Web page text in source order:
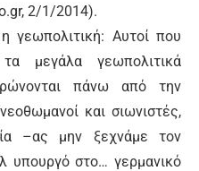
2/1/2014).
γεωπολιτική: Αυτοί που
μεγάλα γεωπολιτικά
πάνω από την
και σιωνιστές,
–ας μην ξεχνάμε τον
υπουργό στο… γερμανικό